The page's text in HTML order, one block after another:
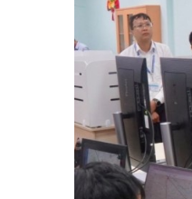
Bệnh viện
cầu
Ung thư
Nhiều chuỗi
Tiếp tục rà